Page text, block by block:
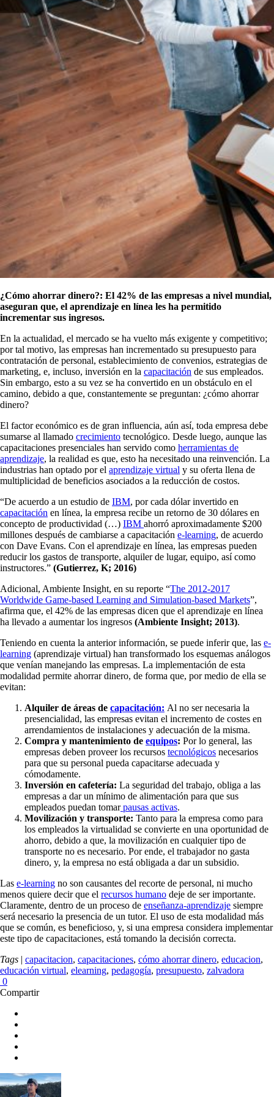
¿Cómo ahorrar dinero?: El 42% de las empresas a nivel mundial,
aseguran que, el aprendizaje en línea les ha permitido
incrementar sus ingresos.
En la actualidad, el mercado se ha vuelto más exigente y competitivo;
por tal motivo, las empresas han incrementado su presupuesto para
contratación de personal, establecimiento de convenios, estrategias de
marketing, e, incluso, inversión en la capacitación de sus empleados.
Sin embargo, esto a su vez se ha convertido en un obstáculo en el
camino, debido a que, constantemente se preguntan: ¿cómo ahorrar
dinero?
El factor económico es de gran influencia, aún así, toda empresa debe
sumarse al llamado crecimiento tecnológico. Desde luego, aunque las
capacitaciones presenciales han servido como herramientas de
aprendizaje, la realidad es que, esto ha necesitado una reinvención. La
industrias han optado por el aprendizaje virtual y su oferta llena de
multiplicidad de beneficios asociados a la reducción de costos.
“De acuerdo a un estudio de IBM, por cada dólar invertido en
capacitación en línea, la empresa recibe un retorno de 30 dólares en
concepto de productividad (…) IBM ahorró aproximadamente $200
millones después de cambiarse a capacitación e-learning, de acuerdo
con Dave Evans. Con el aprendizaje en línea, las empresas pueden
reducir los gastos de transporte, alquiler de lugar, equipo, así como
instructores.” (Gutierrez, K; 2016)
Adicional, Ambiente Insight, en su reporte “The 2012-2017
Worldwide Game-based Learning and Simulation-based Markets”,
afirma que, el 42% de las empresas dicen que el aprendizaje en línea
ha llevado a aumentar los ingresos (Ambiente Insight; 2013).
Teniendo en cuenta la anterior información, se puede inferir que, las e-
learning (aprendizaje virtual) han transformado los esquemas análogos
que venían manejando las empresas. La implementación de esta
modalidad permite ahorrar dinero, de forma que, por medio de ella se
evitan:
Alquiler de áreas de capacitación: Al no ser necesaria la
presencialidad, las empresas evitan el incremento de costes en
arrendamientos de instalaciones y adecuación de la misma.
Compra y mantenimiento de equipos: Por lo general, las
empresas deben proveer los recursos tecnológicos necesarios
para que su personal pueda capacitarse adecuada y
cómodamente.
Inversión en cafetería: La seguridad del trabajo, obliga a las
empresas a dar un mínimo de alimentación para que sus
empleados puedan tomarpausas activas.
Movilización y transporte: Tanto para la empresa como para
los empleados la virtualidad se convierte en una oportunidad de
ahorro, debido a que, la movilización en cualquier tipo de
transporte no es necesario. Por ende, el trabajador no gasta
dinero, y, la empresa no está obligada a dar un subsidio.
Las e-learning no son causantes del recorte de personal, ni mucho
menos quiere decir que el recursos humano deje de ser importante.
Claramente, dentro de un proceso de enseñanza-aprendizaje siempre
será necesario la presencia de un tutor. El uso de esta modalidad más
que se común, es beneficioso, y, si una empresa considera implementar
este tipo de capacitaciones, está tomando la decisión correcta.
Tags | capacitacion, capacitaciones, cómo ahorrar dinero, educacion,
educación virtual, elearning, pedagogía, presupuesto, zalvadora
0
Compartir